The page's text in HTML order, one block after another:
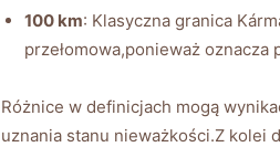
100 km: Klasyczna granica
przełomowa,ponieważ
Różnice w definicjach mogą
uznania stanu nieważkości.Z kolei